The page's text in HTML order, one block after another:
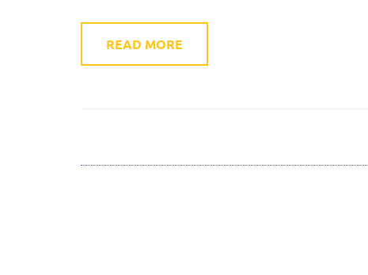
READ MORE